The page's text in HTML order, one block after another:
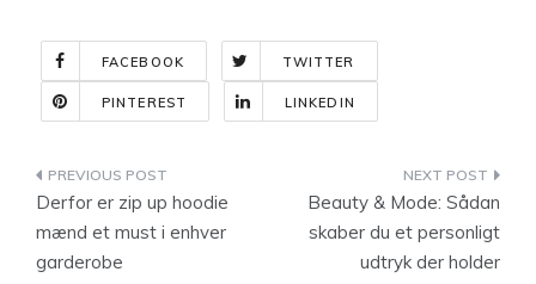
FACEBOOK TWITTER
PINTEREST LINKEDIN
Indlægsnavigation
Derfor er zip up hoodie
mænd et must i enhver
garderobe
Beauty & Mode: Sådan
skaber du et personligt
udtryk der holder